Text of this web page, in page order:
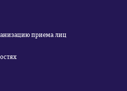
приема лиц